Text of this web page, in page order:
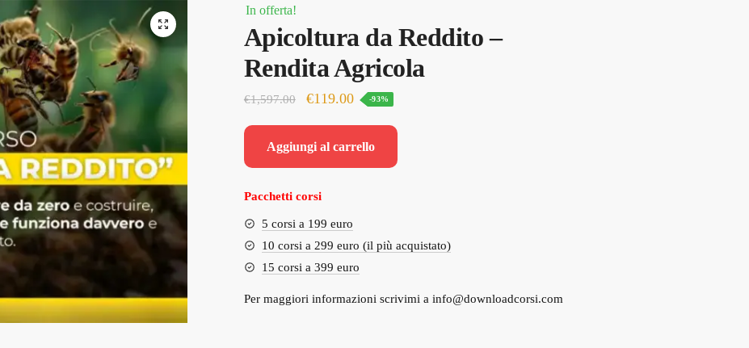
In offerta!
Apicoltura da Reddito –
Rendita Agricola
€1,597.00
Il
originale
era:
€1,597.00.
€119.00Il
attuale
è:
-93%
Aggiungi al carrello
Pacchetti corsi
5 corsi a 199 euro
10 corsi a 299 euro (il più acquistato)
15 corsi a 399 euro
Per maggiori informazioni scrivimi a info@downloadcorsi.com